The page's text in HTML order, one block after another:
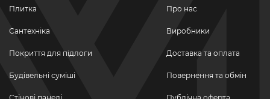
Плитка
Сантехніка
Покриття для підлоги
Будівельні суміші
Про нас
Виробники
Доставка та оплата
Повернення та обмін